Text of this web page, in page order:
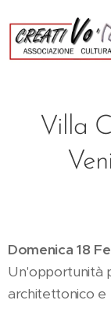
Villa
Domenica 18
Un'opportunità
architettonico e